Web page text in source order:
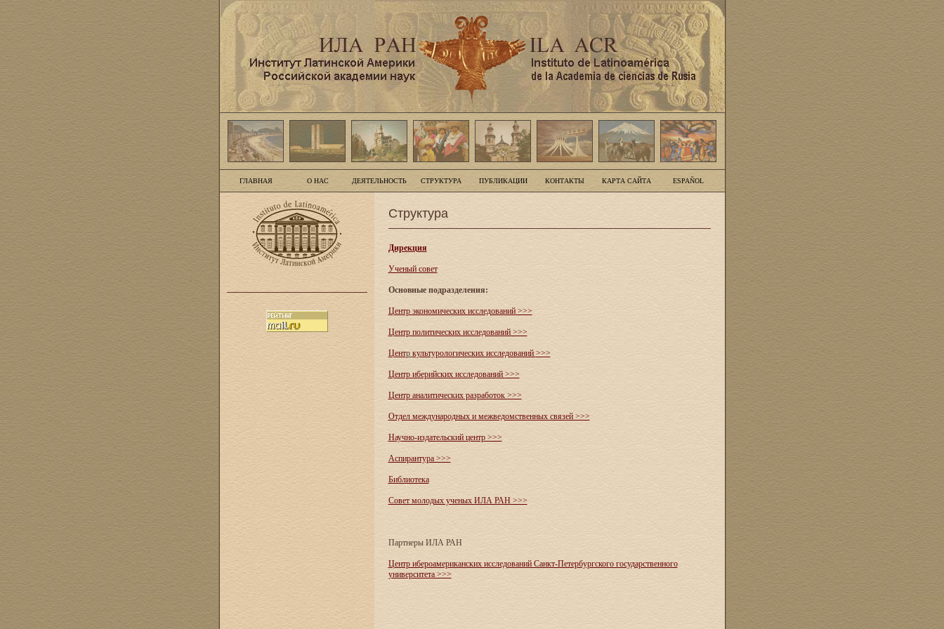
ГЛАВНАЯ О НАС ДЕЯТЕЛЬНОСТЬ СТРУКТУРА ПУБЛИКАЦИИ КОНТАКТЫ КАРТА САЙТА ESPAÑOL
Структура
Дирекция
Ученый совет
Основные подразделения:
Центр экономических исследований>>>
Центр политических исследований >>>
Центр культурологических исследований >>>
Центр иберийских исследований >>>
Центр аналитических разработок >>>
Отдел международных и межведомственных связей >>>
Научно-издательский центр >>>
Аспирантура >>>
Библиотека
Совет молодых ученых ИЛА РАН >>>
Партнеры ИЛА РАН
Центр ибероамериканских исследований Санкт-Петербургского государственного
университета >>>